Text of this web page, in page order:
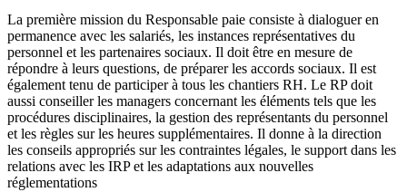
La première mission du Responsable paie consiste à dialoguer en
permanence avec les salariés, les instances représentatives du
personnel et les partenaires sociaux. Il doit être en mesure de
répondre à leurs questions, de préparer les accords sociaux. Il est
également tenu de participer à tous les chantiers RH. Le RP doit
aussi conseiller les managers concernant les éléments tels que les
procédures disciplinaires, la gestion des représentants du personnel
et les règles sur les heures supplémentaires. Il donne à la direction
les conseils appropriés sur les contraintes légales, le support dans les
relations avec les IRP et les adaptations aux nouvelles
réglementations